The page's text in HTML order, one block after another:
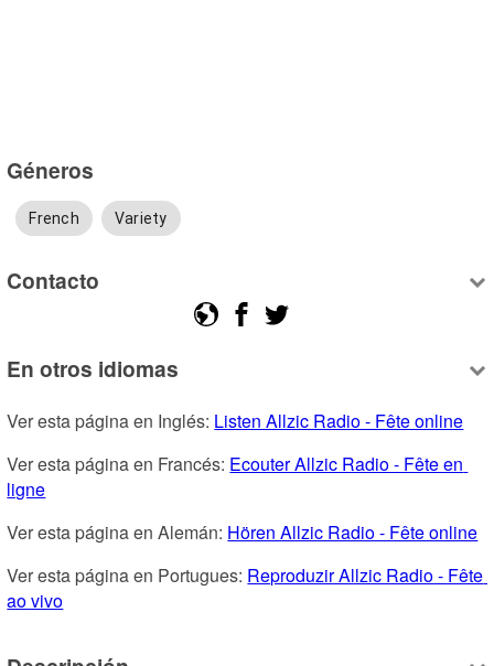
Géneros
French Variety
Contacto
En otros idiomas
Ver esta página en Inglés: Listen Allzic Radio - Fête online
Ver esta página en Francés: Ecouter Allzic Radio - Fête en
ligne
Ver esta página en Alemán: Hören Allzic Radio - Fête online
Ver esta página en Portugues: Reproduzir Allzic Radio - Fête
ao vivo